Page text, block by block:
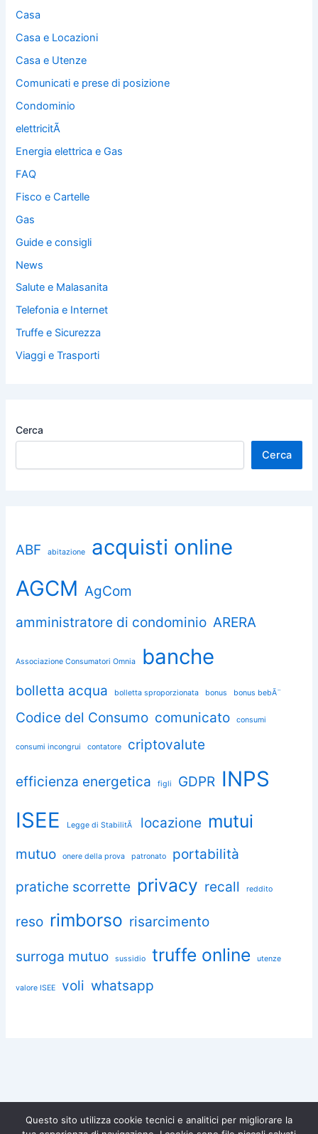
Casa
Casa e Locazioni
Casa e Utenze
Comunicati e prese di posizione
Condominio
elettricitÃ
Energia elettrica e Gas
FAQ
Fisco e Cartelle
Gas
Guide e consigli
News
Salute e Malasanita
Telefonia e Internet
Truffe e Sicurezza
Viaggi e Trasporti
Cerca
Cerca
ABF abitazione
acquisti online
AGCM AgCom
amministratore di condominio ARERA
Associazione Consumatori Omnia banche
bolletta acqua bolletta sproporzionata bonus bonus bebÃ¨
Codice del Consumo comunicato consumi
consumi incongrui contatore criptovalute
efficienza energetica figli GDPR INPS
ISEE
Legge di StabilitÃ locazione mutui
mutuo onere della prova patronato
portabilità
pratiche scorrette privacy recall reddito
reso rimborso risarcimento
surroga mutuo sussidio truffe online utenze
valore ISEE voli whatsapp
Questo sito utilizza cookie tecnici e analitici per migliorare la